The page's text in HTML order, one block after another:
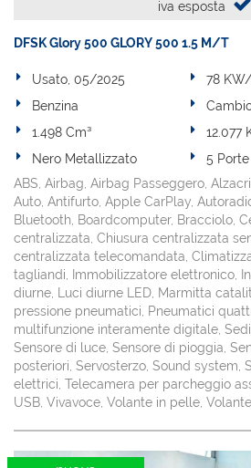
iva esposta
DFSK Glory 500 GLORY 500 1.5 M/T
Usato, 05/2025
78
Benzina
1.498 Cm³
12.077
Nero Metallizzato
5 Porte
ABS, Airbag, Airbag Passeggero,
Auto, Antifurto, Apple CarPlay,
Bluetooth, Boardcomputer, Bracciolo,
centralizzata, Chiusura centralizzata
centralizzata telecomandata,
tagliandi, Immobilizzatore elettronico,
diurne, Luci diurne LED, Marmitta
pressione pneumatici, Pneumatici
multifunzione interamente digitale,
Sensore di luce, Sensore di pioggia,
posteriori, Servosterzo, Sound system,
elettrici, Telecamera per parcheggio
USB, Vivavoce, Volante in pelle,